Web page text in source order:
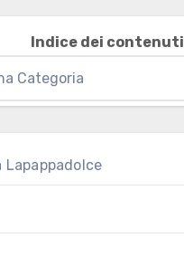
Indice dei contenuti
Lapappadolce